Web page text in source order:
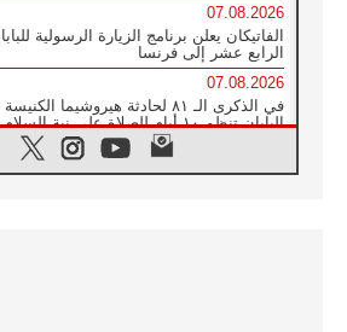
07.08.2026
الفاتيكان يعلن برنامج الزيارة الرسولية
الرابع عشر إلى فرنسا
07.08.2026
في الذكرى الـ ٨١ لحادثة هيروشيما
اليابان تنظم ١٠ أيام للصلاة على نية السلام
الكنيسة في الأوروغواي: زيارة البابا ستعزز